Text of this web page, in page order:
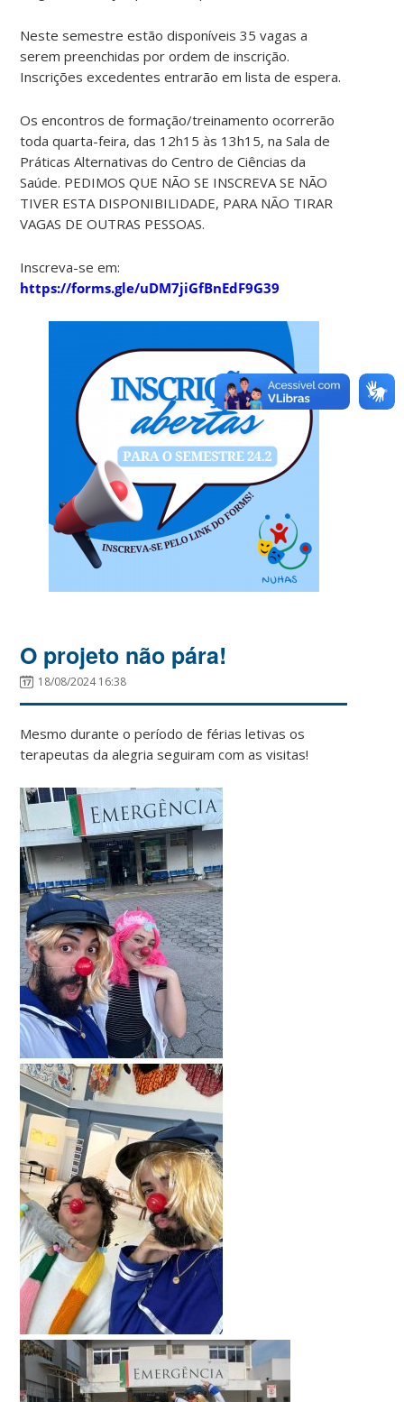
Neste semestre estão disponíveis 35 vagas a
serem preenchidas por ordem de inscrição.
Inscrições excedentes entrarão em lista de espera.
Os encontros de formação/treinamento ocorrerão
toda quarta-feira, das 12h15 às 13h15, na Sala de
Práticas Alternativas do Centro de Ciências da
Saúde. PEDIMOS QUE NÃO SE INSCREVA SE NÃO
TIVER ESTA DISPONIBILIDADE, PARA NÃO TIRAR
VAGAS DE OUTRAS PESSOAS.
Inscreva-se em:
https://forms.gle/uDM7jiGfBnEdF9G39
O projeto não pára!
18/08/2024 16:38
Mesmo durante o período de férias letivas os
terapeutas da alegria seguiram com as visitas!